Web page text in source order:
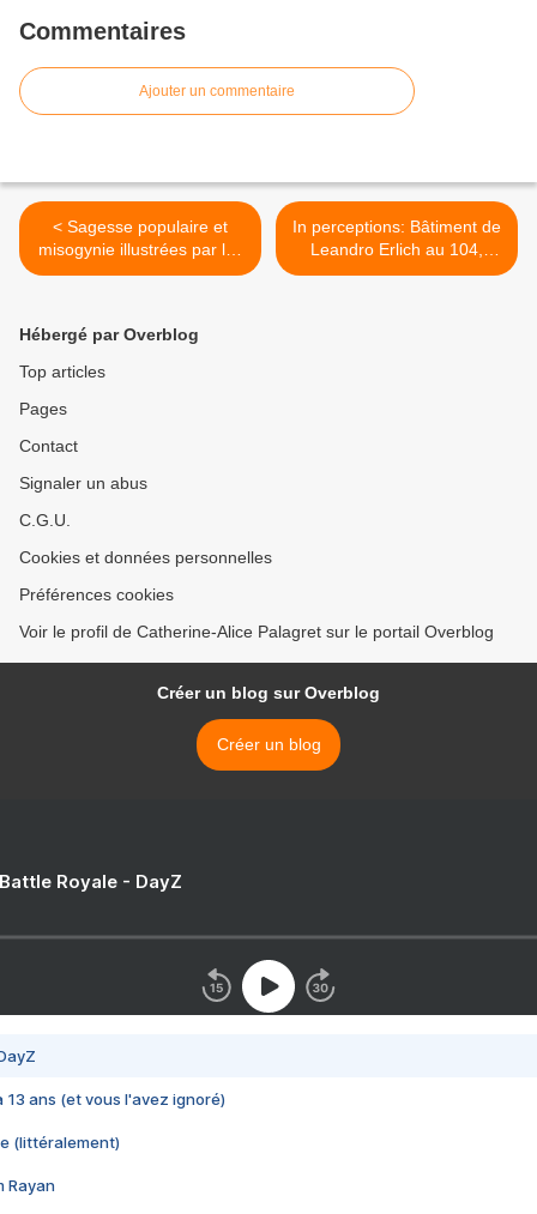
Commentaires
Ajouter un commentaire
< Sagesse populaire et
misogynie illustrées par les
bibelots
In perceptions: Bâtiment de
Leandro Erlich au 104,
trompe-l'oeil, illusion et
Hébergé par Overblog
Top articles
Pages
Contact
Signaler un abus
C.G.U.
Cookies et données personnelles
Préférences cookies
Voir le profil de Catherine-Alice Palagret sur le portail Overblog
Créer un blog sur Overblog
Créer un blog
Royale - DayZ
13 ans (et vous l'avez ignoré)
(littéralement)
Rayan